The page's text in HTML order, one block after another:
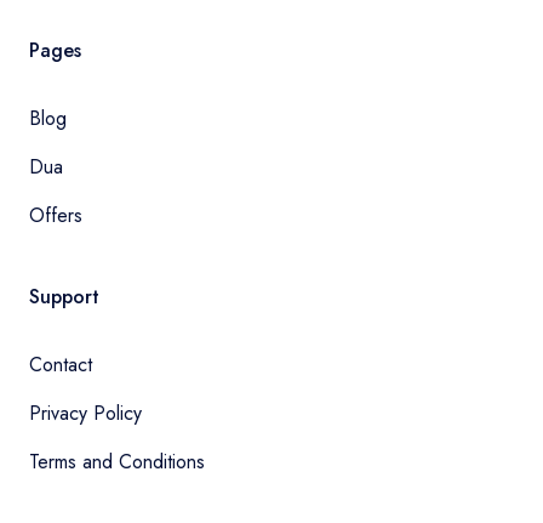
Pages
Blog
Dua
Offers
Support
Contact
Privacy Policy
Terms and Conditions